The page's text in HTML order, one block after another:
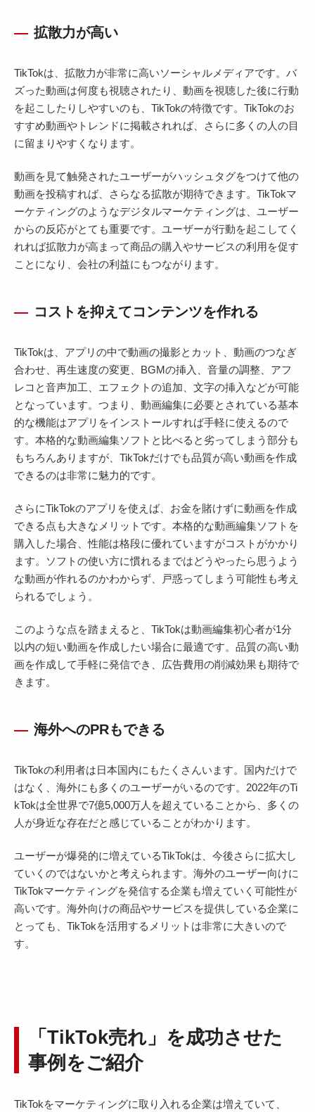
拡散力が高い
TikTokは、拡散力が非常に高いソーシャルメディアです。バ
ズった動画は何度も視聴されたり、動画を視聴した後に行動
を起こしたりしやすいのも、TikTokの特徴です。TikTokのお
すすめ動画やトレンドに掲載されれば、さらに多くの人の目
に留まりやすくなります。
動画を見て触発されたユーザーがハッシュタグをつけて他の
動画を投稿すれば、さらなる拡散が期待できます。TikTokマ
ーケティングのようなデジタルマーケティングは、ユーザー
からの反応がとても重要です。ユーザーが行動を起こしてく
れれば拡散力が高まって商品の購入やサービスの利用を促す
ことになり、会社の利益にもつながります。
コストを抑えてコンテンツを作れる
TikTokは、アプリの中で動画の撮影とカット、動画のつなぎ
合わせ、再生速度の変更、BGMの挿入、音量の調整、アフ
レコと音声加工、エフェクトの追加、文字の挿入などが可能
となっています。つまり、動画編集に必要とされている基本
的な機能はアプリをインストールすれば手軽に使えるので
す。本格的な動画編集ソフトと比べると劣ってしまう部分も
もちろんありますが、TikTokだけでも品質が高い動画を作成
できるのは非常に魅力的です。
さらにTikTokのアプリを使えば、お金を賭けずに動画を作成
できる点も大きなメリットです。本格的な動画編集ソフトを
購入した場合、性能は格段に優れていますがコストがかかり
ます。ソフトの使い方に慣れるまではどうやったら思うよう
な動画が作れるのかわからず、戸惑ってしまう可能性も考え
られるでしょう。
このような点を踏まえると、TikTokは動画編集初心者が1分
以内の短い動画を作成したい場合に最適です。品質の高い動
画を作成して手軽に発信でき、広告費用の削減効果も期待で
きます。
海外へのPRもできる
TikTokの利用者は日本国内にもたくさんいます。国内だけで
はなく、海外にも多くのユーザーがいるのです。2022年のTi
kTokは全世界で7億5,000万人を超えていることから、多くの
人が身近な存在だと感じていることがわかります。
ユーザーが爆発的に増えているTikTokは、今後さらに拡大し
ていくのではないかと考えられます。海外のユーザー向けに
TikTokマーケティングを発信する企業も増えていく可能性が
高いです。海外向けの商品やサービスを提供している企業に
とっても、TikTokを活用するメリットは非常に大きいので
す。
「TikTok売れ」を成功させた
事例をご紹介
TikTokをマーケティングに取り入れる企業は増えていて、